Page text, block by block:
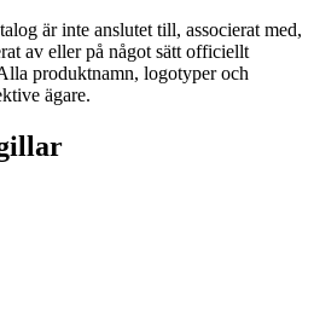
är inte anslutet till, associerat med,
av eller på något sätt officiellt
produktnamn, logotyper och
ägare.